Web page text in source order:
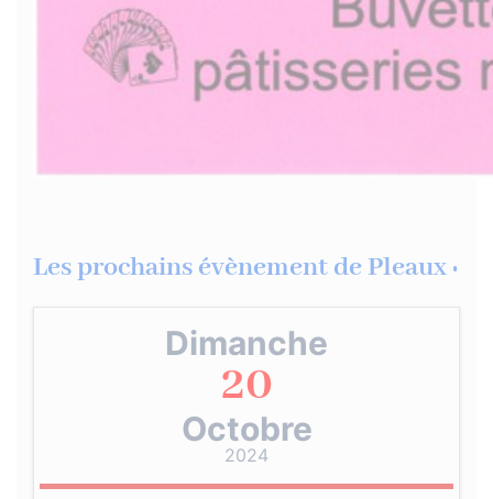
Les prochains évènement de Pleaux :
Dimanche
20
Octobre
2024